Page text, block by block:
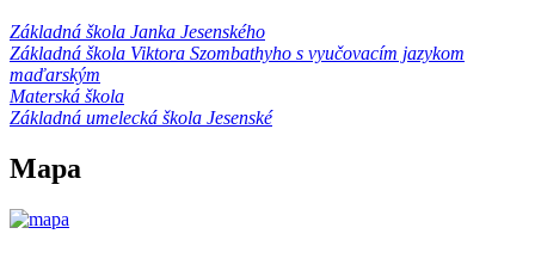
Základná škola Janka Jesenského
Základná škola Viktora Szombathyho s vyučovacím jazykom
maďarským
Materská škola
Základná umelecká škola Jesenské
Mapa